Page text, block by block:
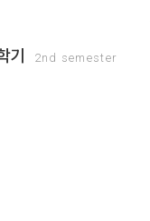
기 2nd semester